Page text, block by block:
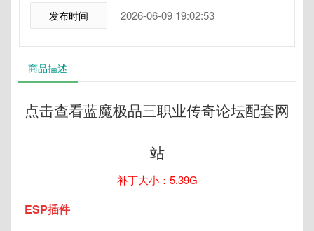
发布时间 2026-06-09 19:02:53
商品描述
点击查看蓝魔极品三职业传奇论坛配套网
站
补丁大小：5.39G
ESP插件